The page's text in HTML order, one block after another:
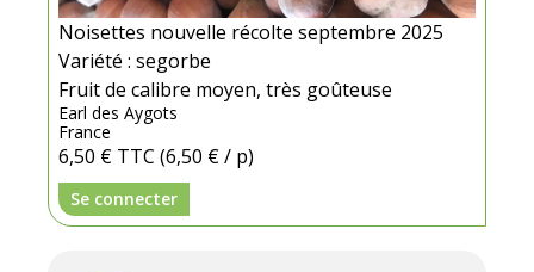
Noisettes nouvelle récolte septembre 2025
Variété : segorbe
Fruit de calibre moyen, très goûteuse
Earl des Aygots
France
6,50 € TTC (6,50 € / p)
Se connecter